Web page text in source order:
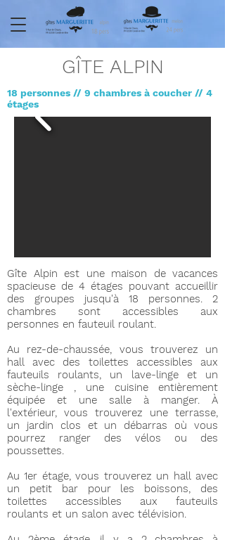
GÎTE ALPIN
18 personnes // 9 chambres à coucher // 4
étages
Gîte Alpin est une maison de vacances
spacieuse de 4 étages pouvant accueillir
des groupes jusqu'à 18 personnes. 2
chambres sont accessibles aux
personnes en fauteuil roulant.
Au rez-de-chaussée, vous trouverez un
hall avec des toilettes accessibles aux
fauteuils roulants, un lave-linge et un
sèche-linge , une cuisine entièrement
équipée et une salle à manger. À
l'extérieur, vous trouverez une terrasse,
un jardin clos et un débarras où vous
pourrez ranger des vélos ou des
poussettes.
Au 1er étage, vous trouverez un hall avec
un petit bar pour les boissons, des
toilettes accessibles aux fauteuils
roulants et un salon avec télévision.